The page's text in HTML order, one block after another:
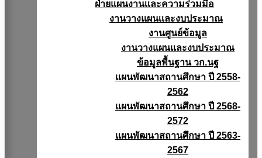
ฝ่ายแผนงานเเละความร่วมมือ
งานวางแผนเเละงบประมาณ
งานศูนย์ข้อมูล
งานวางแผนและงบประมาณ
ข้อมูลพื้นฐาน วก.นฐ
แผนพัฒนาสถานศึกษา ปี 2558-
2562
แผนพัฒนาสถานศึกษา ปี 2568-
2572
แผนพัฒนาสถานศึกษา ปี 2563-
2567